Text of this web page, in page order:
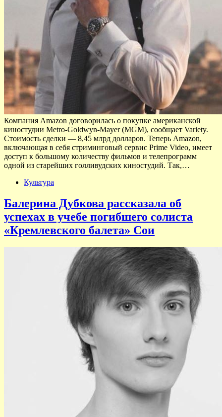
Компания Amazon договорилась о покупке американской
киностудии Metro-Goldwyn-Mayer (MGM), сообщает Variety.
Стоимость сделки — 8,45 млрд долларов. Теперь Amazon,
включающая в себя стриминговый сервис Prime Video, имеет
доступ к большому количеству фильмов и телепрограмм
одной из старейших голливудских киностудий. Так,…
Культура
Балерина Дубкова рассказала об
успехах в учебе погибшего солиста
«Кремлевского балета» Сои